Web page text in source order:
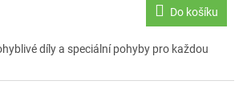
Do košíku
díly a speciální pohyby pro každou